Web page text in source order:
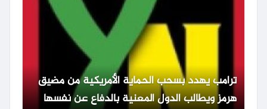
ترامب يهدد بسحب الحماية الأمريكية من مضيق
هرمز ويطالب الدول المعنية بالدفاع عن نفسها